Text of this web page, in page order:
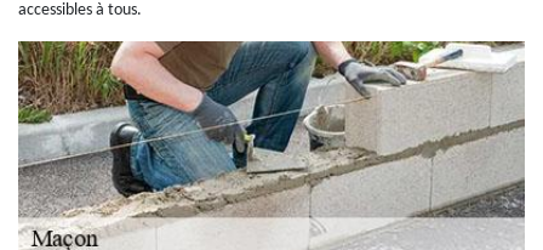
accessibles à tous.